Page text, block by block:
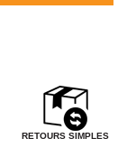
RETOURS SIMPLES